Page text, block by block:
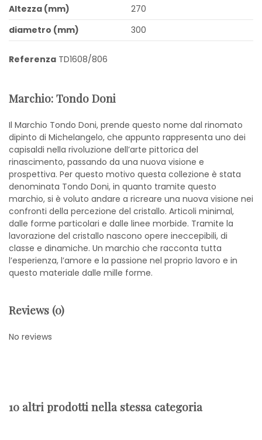
Altezza (mm)
270
diametro (mm)
300
Referenza TD1608/806
Marchio: Tondo Doni
Il Marchio Tondo Doni, prende questo nome dal rinomato
dipinto di Michelangelo, che appunto rappresenta uno dei
capisaldi nella rivoluzione dell’arte pittorica del
rinascimento, passando da una nuova visione e
prospettiva. Per questo motivo questa collezione è stata
denominata Tondo Doni, in quanto tramite questo
marchio, si è voluto andare a ricreare una nuova visione nei
confronti della percezione del cristallo. Articoli minimal,
dalle forme particolari e dalle linee morbide. Tramite la
lavorazione del cristallo nascono opere ineccepibili, di
classe e dinamiche. Un marchio che racconta tutta
l’esperienza, l’amore e la passione nel proprio lavoro e in
questo materiale dalle mille forme.
Reviews (0)
No reviews
10 altri prodotti nella stessa categoria